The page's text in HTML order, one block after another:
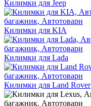
Килимки для Jeep
Килимки для KIA
Килимки для Lada
Килимки для Land Rover